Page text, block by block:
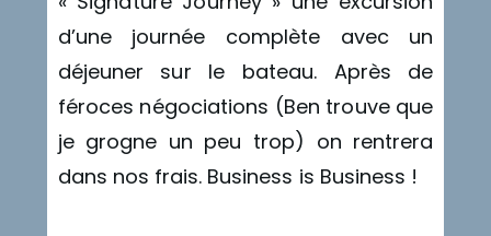
d’une journée complète avec un
déjeuner sur le bateau. Après de
féroces négociations (Ben trouve que
je grogne un peu trop) on rentrera
dans nos frais. Business is Business !